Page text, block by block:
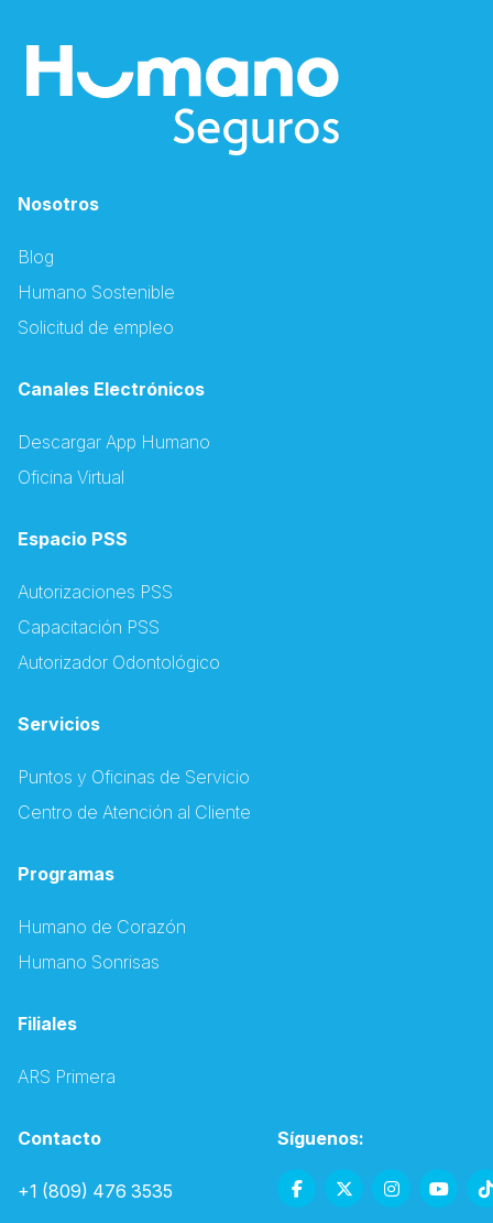
Nosotros
Blog
Humano Sostenible
Solicitud de empleo
Canales Electrónicos
Descargar App Humano
Oficina Virtual
Espacio PSS
Autorizaciones PSS
Capacitación PSS
Autorizador Odontológico
Servicios
Puntos y Oficinas de Servicio
Centro de Atención al Cliente
Programas
Humano de Corazón
Humano Sonrisas
Filiales
ARS Primera
Contacto
+1 (809) 476 3535
Síguenos: